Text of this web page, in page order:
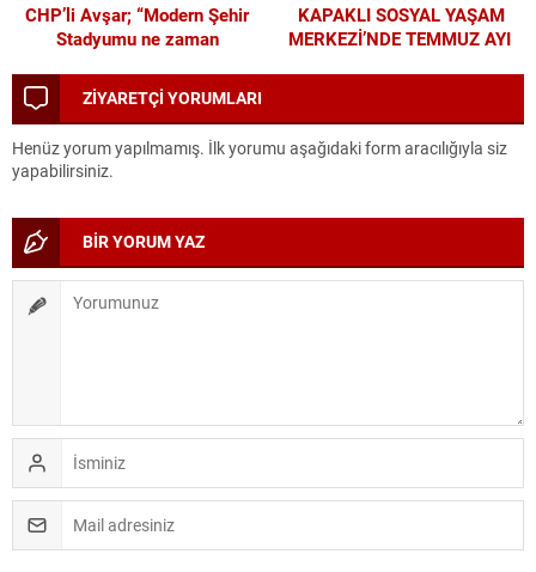
CHP’li Avşar; “Modern Şehir
Stadyumu ne zaman
KAPAKLI SOSYAL YAŞAM
MERKEZİ’NDE TEMMUZ AYI
ZİYARETÇİ YORUMLARI
Henüz yorum yapılmamış. İlk yorumu aşağıdaki form aracılığıyla siz
yapabilirsiniz.
BİR YORUM YAZ